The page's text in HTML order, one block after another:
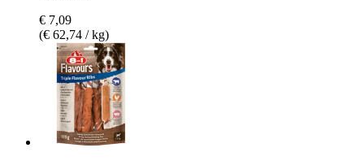
€ 7,09
(€ 62,74 / kg)